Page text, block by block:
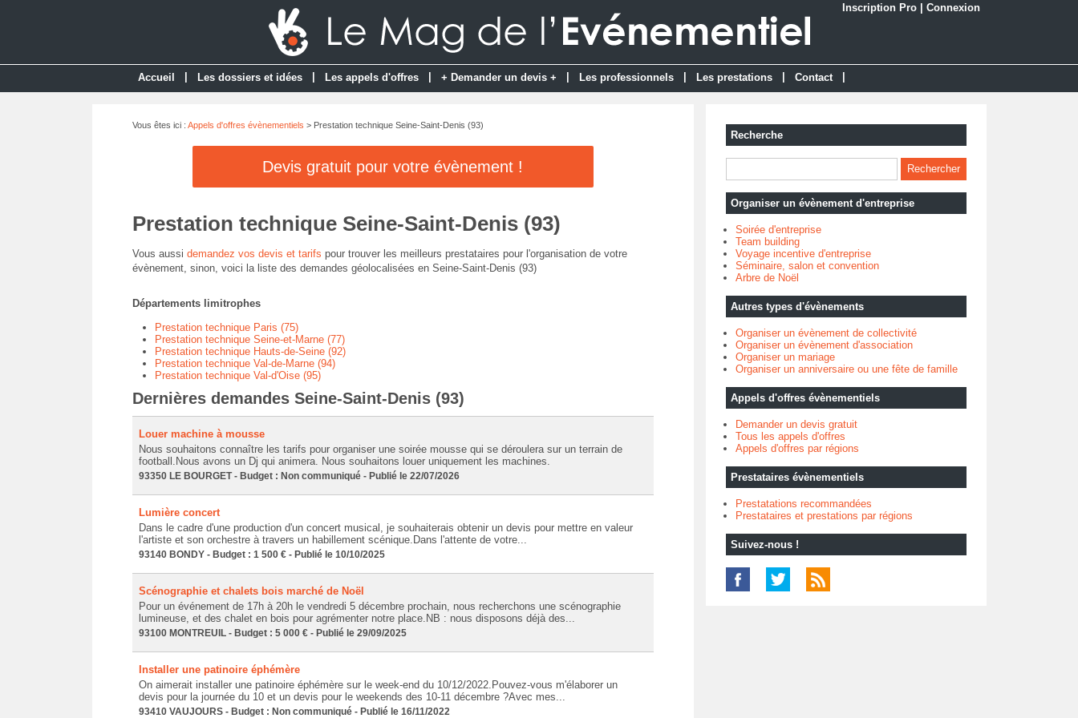
Inscription Pro Connexion
Accueil Les dossiers et idées Les appels d'offres + Demander un devis + Les professionnels Les prestations Contact
Vous êtes ici : Appels d'offres évènementiels > Prestation technique Seine-Saint-Denis (93)
Devis gratuit pour votre évènement !
Prestation technique Seine-Saint-Denis (93)
Vous aussi demandez vos devis et tarifs pour trouver les meilleurs prestataires pour l'organisation de votre
évènement, sinon, voici la liste des demandes géolocalisées en Seine-Saint-Denis (93)
Départements limitrophes
Prestation technique Paris (75)
Prestation technique Seine-et-Marne (77)
Prestation technique Hauts-de-Seine (92)
Prestation technique Val-de-Marne (94)
Prestation technique Val-d'Oise (95)
Dernières demandes Seine-Saint-Denis (93)
Louer machine à mousse
Nous souhaitons connaître les tarifs pour organiser une soirée mousse qui se déroulera sur un terrain de
football.Nous avons un Dj qui animera. Nous souhaitons louer uniquement les machines.
93350 LE BOURGET - Budget : Non communiqué - Publié le 22/07/2026
Lumière concert
Dans le cadre d'une production d'un concert musical, je souhaiterais obtenir un devis pour mettre en valeur
l'artiste et son orchestre à travers un habillement scénique.Dans l'attente de votre...
93140 BONDY - Budget : 1 500 € - Publié le 10/10/2025
Scénographie et chalets bois marché de Noël
Pour un événement de 17h à 20h le vendredi 5 décembre prochain, nous recherchons une scénographie
lumineuse, et des chalet en bois pour agrémenter notre place.NB : nous disposons déjà des...
93100 MONTREUIL - Budget : 5 000 € - Publié le 29/09/2025
Installer une patinoire éphémère
On aimerait installer une patinoire éphémère sur le week-end du 10/12/2022.Pouvez-vous m'élaborer un
devis pour la journée du 10 et un devis pour le weekends des 10-11 décembre ?Avec mes...
93410 VAUJOURS - Budget : Non communiqué - Publié le 16/11/2022
Recherche
Organiser un évènement d'entreprise
Soirée d'entreprise
Team building
Voyage incentive d'entreprise
Séminaire, salon et convention
Arbre de Noël
Autres types d'évènements
Organiser un évènement de collectivité
Organiser un évènement d'association
Organiser un mariage
Organiser un anniversaire ou une fête de famille
Appels d'offres évènementiels
Demander un devis gratuit
Tous les appels d'offres
Appels d'offres par régions
Prestataires évènementiels
Prestatations recommandées
Prestataires et prestations par régions
Suivez-nous !